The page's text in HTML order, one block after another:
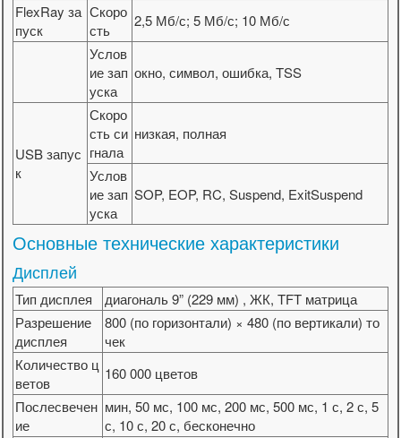
FlexRay за
пуск
Скоро
сть
2,5 Мб/с; 5 Мб/с; 10 Мб/с
Услов
ие зап
уска
окно, символ, ошибка, TSS
USB запус
к
Скоро
сть си
гнала
низкая, полная
Услов
ие зап
уска
SOP, EOP, RC, Suspend, ExitSuspend
Основные технические характеристики
Дисплей
Тип дисплея
диагональ 9” (229 мм) , ЖК, TFT матрица
Разрешение
дисплея
800 (по горизонтали) × 480 (по вертикали) то
чек
Количество ц
ветов
160 000 цветов
Послесвечен
ие
мин, 50 мс, 100 мс, 200 мс, 500 мс, 1 с, 2 с, 5
с, 10 с, 20 с, бесконечно